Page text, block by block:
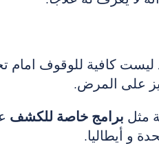
ليست كافية للوقوف
على المرض.
مثل برامج خاصة للكشف
و أيطاليا.